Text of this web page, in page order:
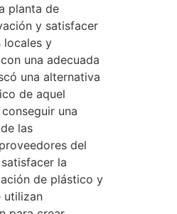
planta de
y satisfacer
locales y
una adecuada
una alternativa
de aquel
una
las
del
la
de plástico y
utilizan